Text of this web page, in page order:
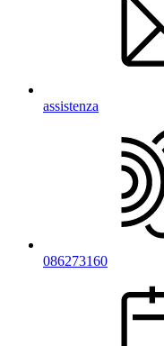
assistenza
086273160